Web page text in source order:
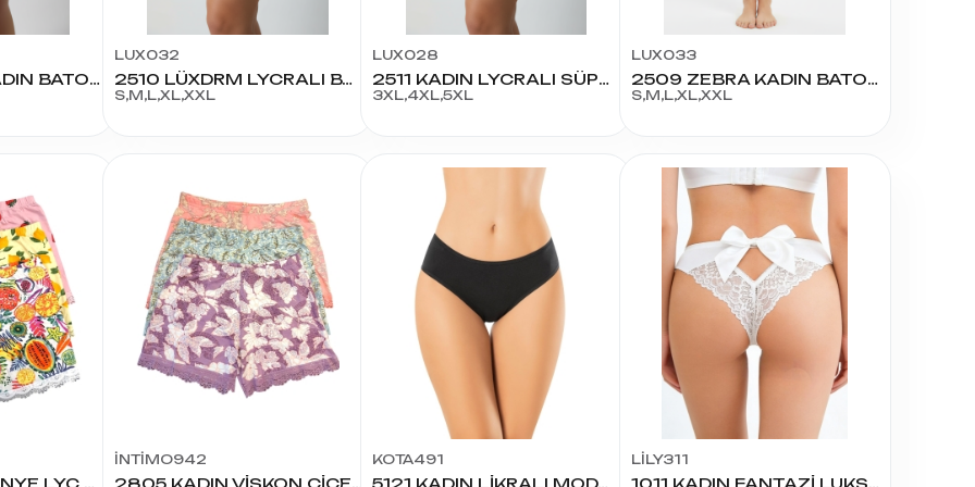
107 LYCRALI KADIN BATO KÜLOT
LUX032
2510 LÜXDRM LYCRALI BATO KÜLOT
S,M,L,XL,XXL
LUX028
2511 KADIN LYCRALI SÜPER BATO KÜLOT
3XL,4XL,5XL
LUX033
2509 ZEBRA KADIN BATO KÜLOT
S,M,L,XL,XXL
İNTİMO942 KOTA491 LİLY311